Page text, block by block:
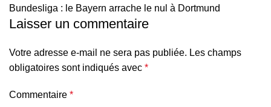
Bundesliga : le Bayern arrache le nul à Dortmund
Laisser un commentaire
Votre adresse e-mail ne sera pas publiée. Les champs
obligatoires sont indiqués avec *
Commentaire *